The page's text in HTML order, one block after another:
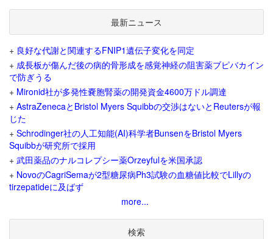
最新ニュース
+ 良好な代謝と関連するFNIP1遺伝子変化を同定
+ 成長板が傷んだ後の病的骨形成を感覚神経の阻害薬ブピバカイン
で防ぎうる
+ Mironid社が多発性嚢胞腎薬の開発資金4600万ドル調達
+ AstraZenecaとBristol Myers Squibbの交渉はないとReutersが報
じた
+ Schrodinger社の人工知能(AI)科学者BunsenをBristol Myers
Squibbが研究所で採用
+ 武田薬品のナルコレプシー薬Orzeyfulを米国承認
+ NovoのCagriSemaが2型糖尿病Ph3試験の血糖値比較でLillyの
tirzepatideに及ばず
more...
検索